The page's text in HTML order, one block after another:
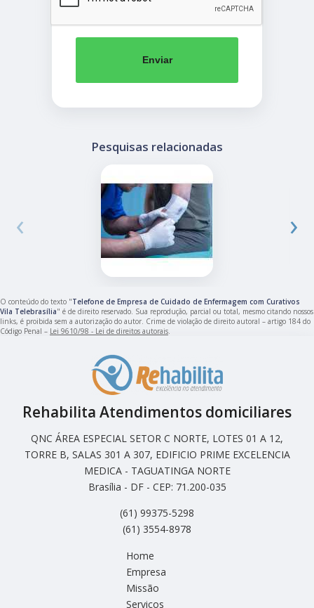
Enviar
Pesquisas relacionadas
‹ ›
O conteúdo do texto "Telefone de Empresa de Cuidado de Enfermagem com Curativos
Vila Telebrasília" é de direito reservado. Sua reprodução, parcial ou total, mesmo citando nossos
links, é proibida sem a autorização do autor. Crime de violação de direito autoral – artigo 184 do
Código Penal – Lei 9610/98 - Lei de direitos autorais
Rehabilita Atendimentos domiciliares
QNC ÁREA ESPECIAL SETOR C NORTE, LOTES 01 A 12,
TORRE B, SALAS 301 A 307, EDIFICIO PRIME EXCELENCIA
MEDICA - TAGUATINGA NORTE
Brasília - DF - CEP: 71.200-035
(61) 99375-5298
(61) 3554-8978
Home
Empresa
Missão
Serviços